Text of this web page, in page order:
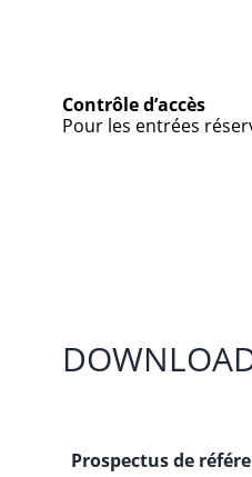
Contrôle d’accès
Pour les entrées
Prospectus de